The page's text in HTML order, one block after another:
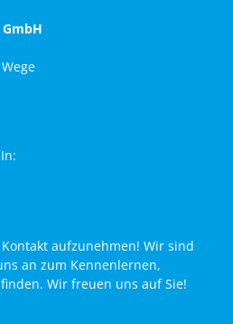
aufzunehmen! Wir sind
an zum Kennenlernen,
Wir freuen uns auf Sie!